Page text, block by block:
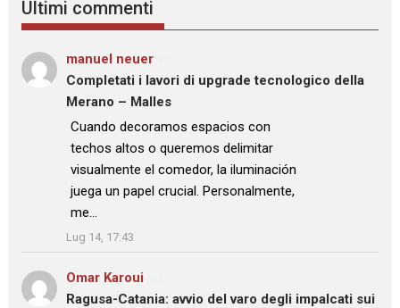
Ultimi commenti
manuel neuer
Completati i lavori di upgrade tecnologico della
Merano – Malles
: “
Cuando decoramos espacios con
techos altos o queremos delimitar
visualmente el comedor, la iluminación
juega un papel crucial. Personalmente,
me…
”
Lug 14, 17:43
Omar Karoui
Ragusa-Catania: avvio del varo degli impalcati sui